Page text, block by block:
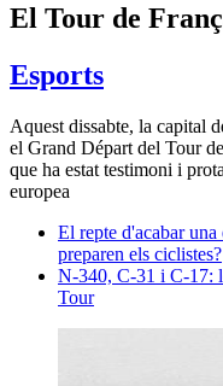
El Tour de
Esports
Aquest dissabte, la capital
el Grand Départ del Tour
que ha estat testimoni i
europea
El repte d'acabar
preparen els ciclistes?
N-340, C-31 i C-17:
Tour